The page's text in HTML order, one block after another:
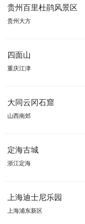
贵州百里杜鹃风景区
贵州大方
四面山
重庆江津
大同云冈石窟
山西南郊
定海古城
浙江定海
上海迪士尼乐园
上海浦东新区